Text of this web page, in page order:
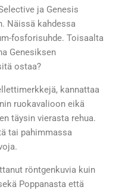
ja Genesis
Näissä kahdessa
fosforisuhde. Toisaalta
Genesiksen
ostaa?
kannattaa
ruokavalioon eikä
täysin vierasta rehua.
tai pahimmassa
röntgenkuvia kuin
Poppanasta että